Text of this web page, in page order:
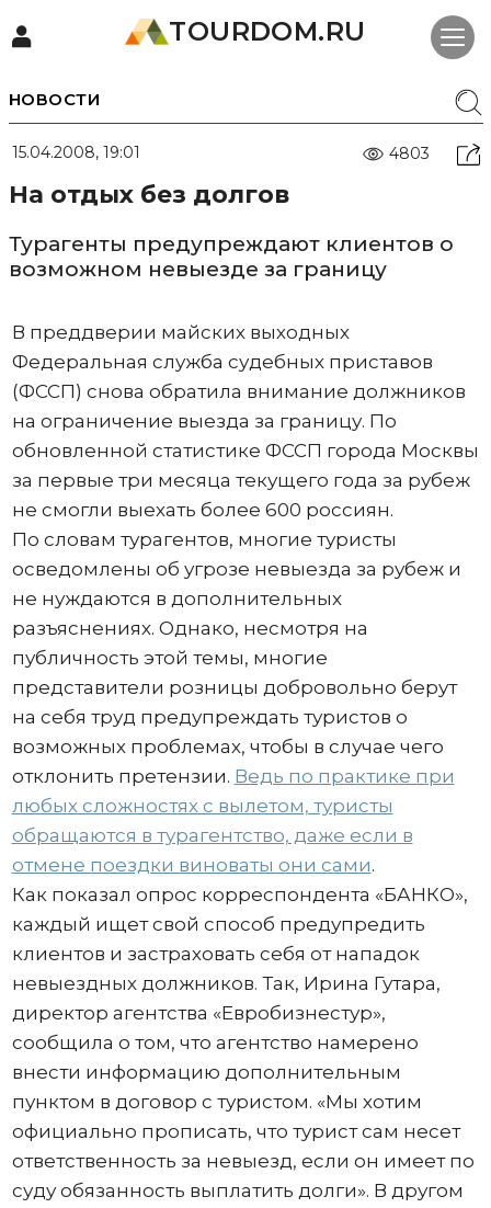
TOURDOM.RU
НОВОСТИ
15.04.2008, 19:01 4803
На отдых без долгов
Турагенты предупреждают клиентов о
возможном невыезде за границу
В преддверии майских выходных
Федеральная служба судебных приставов
(ФССП) снова обратила внимание должников
на ограничение выезда за границу. По
обновленной статистике ФССП города Москвы
за первые три месяца текущего года за рубеж
не смогли выехать более 600 россиян.
По словам турагентов, многие туристы
осведомлены об угрозе невыезда за рубеж и
не нуждаются в дополнительных
разъяснениях. Однако, несмотря на
публичность этой темы, многие
представители розницы добровольно берут
на себя труд предупреждать туристов о
возможных проблемах, чтобы в случае чего
отклонить претензии. Ведь по практике при
любых сложностях с вылетом, туристы
обращаются в турагентство, даже если в
отмене поездки виноваты они сами.
Как показал опрос корреспондента «БАНКО»,
каждый ищет свой способ предупредить
клиентов и застраховать себя от нападок
невыездных должников. Так, Ирина Гутара,
директор агентства «Евробизнестур»,
сообщила о том, что агентство намерено
внести информацию дополнительным
пунктом в договор с туристом. «Мы хотим
официально прописать, что турист сам несет
ответственность за невыезд, если он имеет по
суду обязанность выплатить долги». В другом